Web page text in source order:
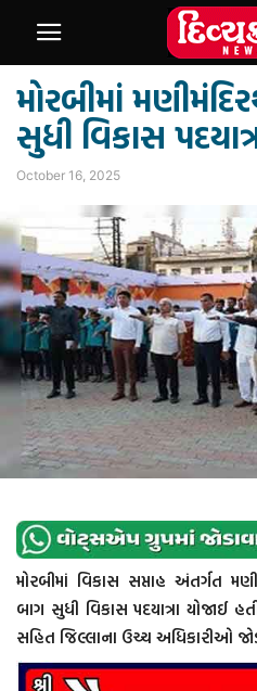
મોરબીમાં
સુધી વિકાસ
October 16, 2025
મોરબીમાં વિકાસ સપ્તાહ અંતર્ગત
બાગ સુધી વિકાસ પદયાત્રા યોજાઈ
સહિત જિલ્લાના ઉચ્ચ અધિકારીઓ